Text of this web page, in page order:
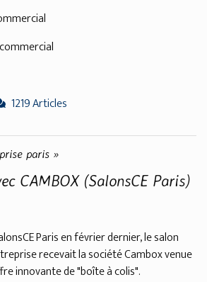
1219 Articles
paris »
CAMBOX (SalonsCE Paris)
Paris en février dernier, le salon
recevait la société Cambox venue
innovante de "boîte à colis".